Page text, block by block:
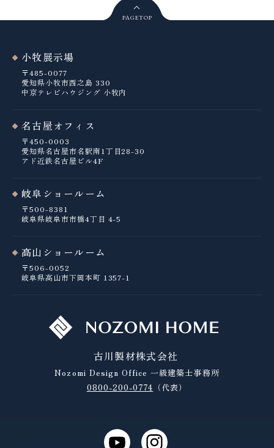
PAGETOP
古川製材株式会社
Nozomi Design Office 一級建築士事務所
0800-200-0774 （代表）
小牧展示場
〒485-0077
愛知県小牧市西之島 330
中京テレビハウジング 小牧内
名古屋オフィス
〒450-0003
愛知県名古屋市名駅南1丁目28-30
アド近鉄名古屋ビル4F
岐阜ショールーム
〒500-8381
岐阜県岐阜市市橋4丁目 4-5
高山ショールーム
〒506-0052
岐阜県高山市下岡本町 1357-1